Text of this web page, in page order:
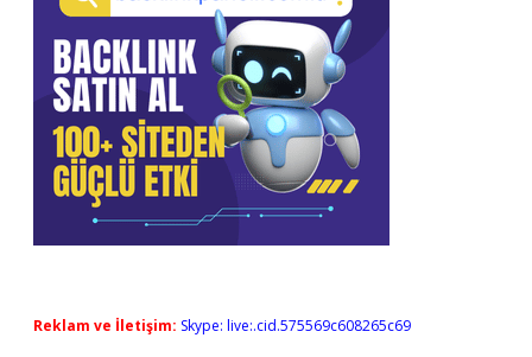
Reklam ve İletişim: Skype: live:.cid.575569c608265c69